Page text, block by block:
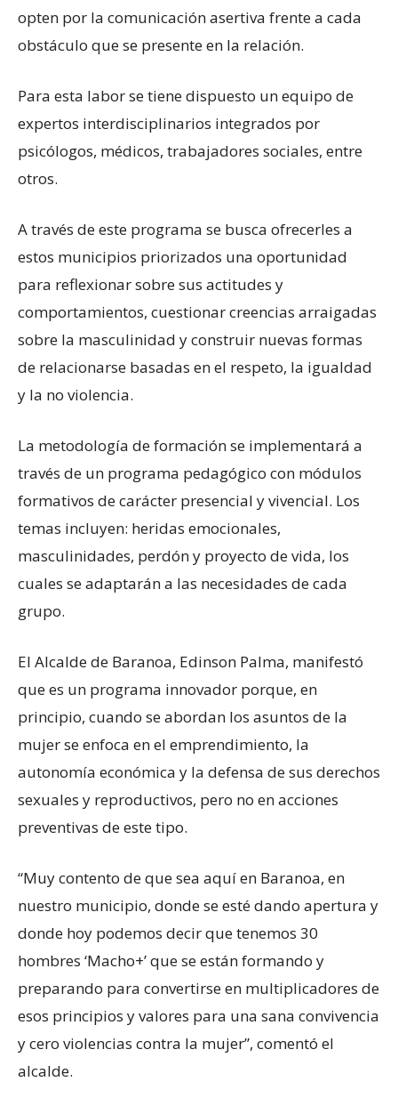
opten por la comunicación asertiva frente a cada
obstáculo que se presente en la relación.
Para esta labor se tiene dispuesto un equipo de
expertos interdisciplinarios integrados por
psicólogos, médicos, trabajadores sociales, entre
otros.
A través de este programa se busca ofrecerles a
estos municipios priorizados una oportunidad
para reflexionar sobre sus actitudes y
comportamientos, cuestionar creencias arraigadas
sobre la masculinidad y construir nuevas formas
de relacionarse basadas en el respeto, la igualdad
y la no violencia.
La metodología de formación se implementará a
través de un programa pedagógico con módulos
formativos de carácter presencial y vivencial. Los
temas incluyen: heridas emocionales,
masculinidades, perdón y proyecto de vida, los
cuales se adaptarán a las necesidades de cada
grupo.
El Alcalde de Baranoa, Edinson Palma, manifestó
que es un programa innovador porque, en
principio, cuando se abordan los asuntos de la
mujer se enfoca en el emprendimiento, la
autonomía económica y la defensa de sus derechos
sexuales y reproductivos, pero no en acciones
preventivas de este tipo.
“Muy contento de que sea aquí en Baranoa, en
nuestro municipio, donde se esté dando apertura y
donde hoy podemos decir que tenemos 30
hombres ‘Macho+’ que se están formando y
preparando para convertirse en multiplicadores de
esos principios y valores para una sana convivencia
y cero violencias contra la mujer”, comentó el
alcalde.